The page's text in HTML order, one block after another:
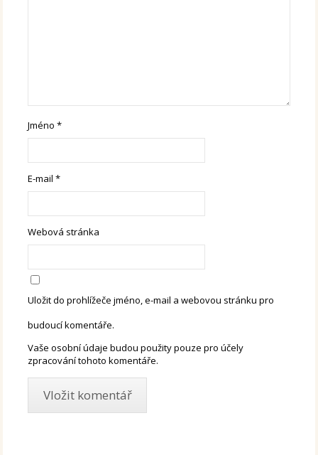
Jméno*
E-mail*
Webová stránka
Uložit do prohlížeče jméno, e-mail a webovou stránku pro
budoucí komentáře.
Vaše osobní údaje budou použity pouze pro účely
zpracování tohoto komentáře.